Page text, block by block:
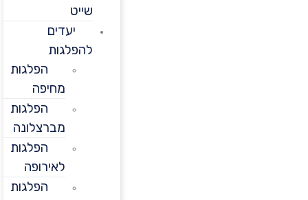
יעדים
להפלגות
הפלגות
מחיפה
הפלגות
מברצלונה
הפלגות
לאירופה
הפלגות